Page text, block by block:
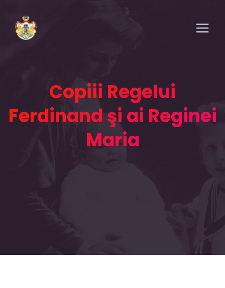
Copiii Regelui
Ferdinand şi ai Reginei
Maria